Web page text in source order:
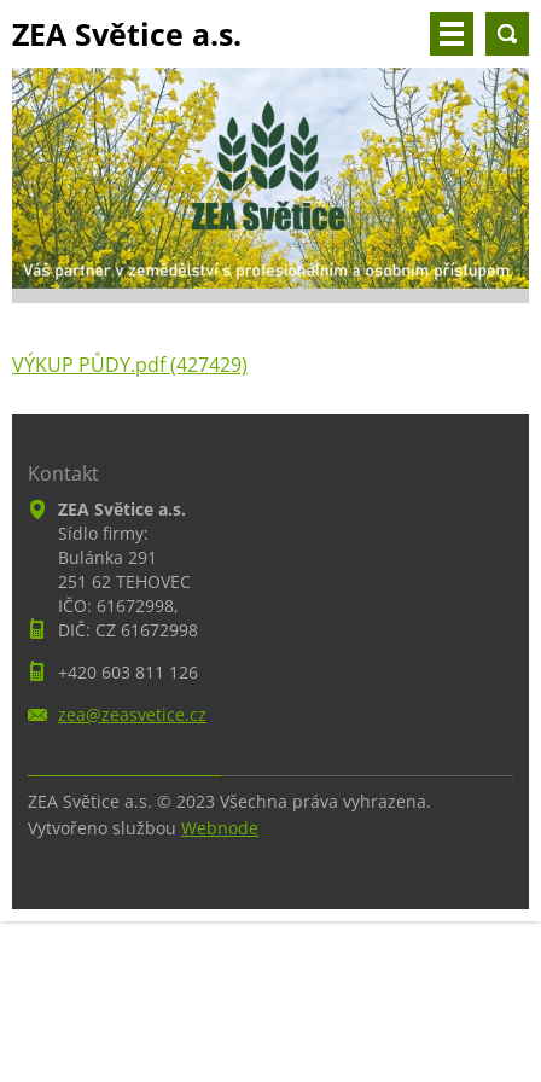
ZEA Světice a.s.
VÝKUP PŮDY.pdf (427429)
Kontakt
ZEA Světice a.s.
Sídlo firmy:
Bulánka 291
251 62 TEHOVEC
IČO: 61672998,
DIČ: CZ 61672998
+420 603 811 126
zea@zeasvetice.cz
ZEA Světice a.s. © 2023 Všechna práva vyhrazena.
Vytvořeno službou Webnode